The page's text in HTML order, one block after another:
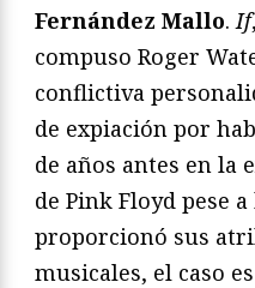
Fernández Mallo.If
compuso Roger
conflictiva
de expiación por
de años antes en la
de Pink Floyd pese
proporcionó sus
musicales, el caso